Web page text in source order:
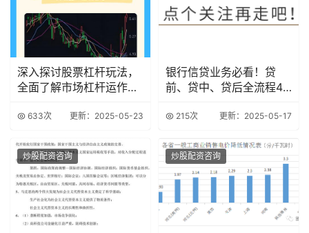
深入探讨股票杠杆玩法，
全面了解市场杠杆运作机
633次 更新：2025-05-23
银行信贷业务必看！贷
前、贷中、贷后全流程47
215次 更新：2025-05-17
炒股配资咨询 炒股配资咨询